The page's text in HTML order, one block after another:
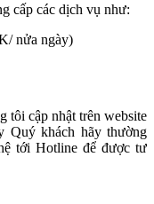
cấp các dịch vụ như:
nửa ngày)
tôi cập nhật trên website
Quý khách hãy thường
tới Hotline để được tư